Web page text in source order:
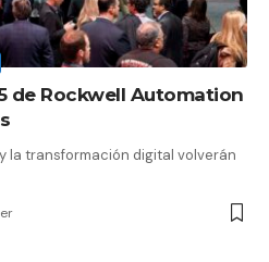
de Rockwell Automation
la transformación digital volverán